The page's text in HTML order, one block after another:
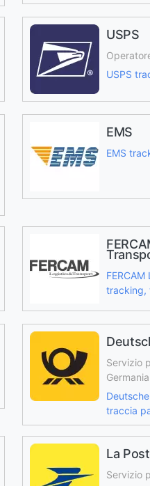
USPS
USPS
EMS
EMS
tracking,
Servizio
Germania
traccia
La
Servizio